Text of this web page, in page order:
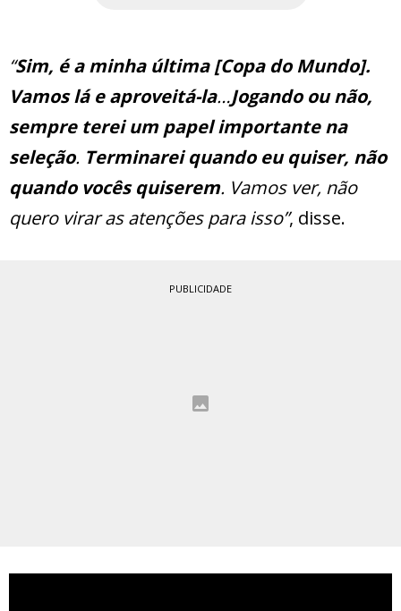
“Sim, é a minha última [Copa do Mundo].
Vamos lá e aproveitá-la…Jogando ou não,
sempre terei um papel importante na
seleção. Terminarei quando eu quiser, não
quando vocês quiserem. Vamos ver, não
quero virar as atenções para isso”, disse.
PUBLICIDADE